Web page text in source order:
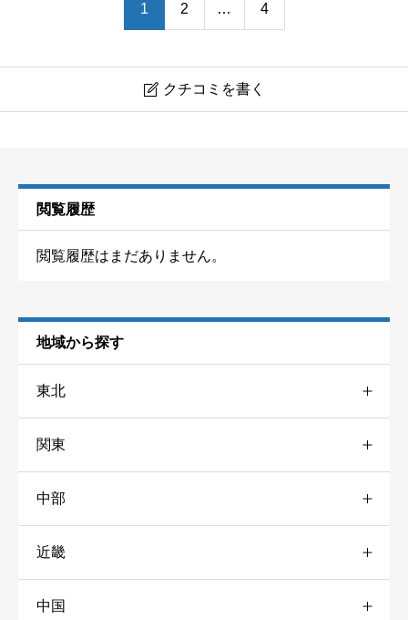
1 2 … 4
 クチコミを書く
フィッシングパークTOI
閲覧履歴
閲覧履歴はまだありません。
地域から探す
東北
青森
山形
福島
関東
東京
神奈川
千葉
中部
新潟
富山
近畿
三重
中国